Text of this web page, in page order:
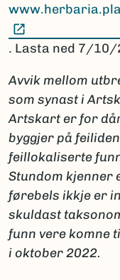
. Lasta ned 7/10/
Avvik mellom
som synast i
Artskart er for
byggjer på
feillokaliserte
Stundom kjenner
førebels ikkje er
skuldast
funn vere komne
i oktober 2022.